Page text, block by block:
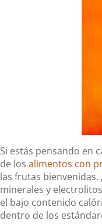
Si estás pensando en
de los alimentos con
las frutas bienvenidas.
minerales y
el bajo contenido
dentro de los